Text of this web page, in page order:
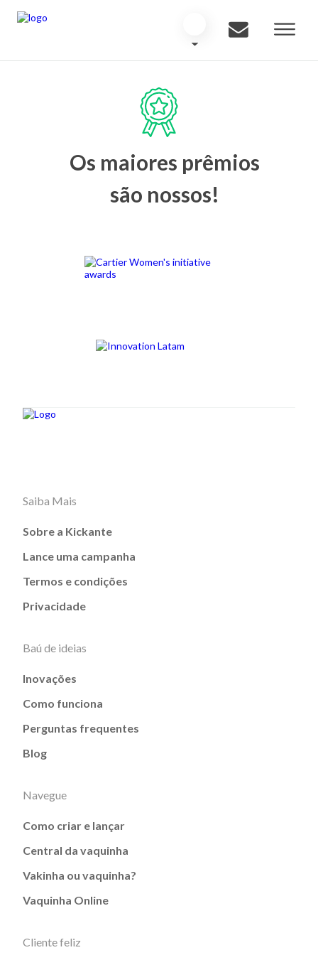
Os maiores prêmios
são nossos!
Saiba Mais
Sobre a Kickante
Lance uma campanha
Termos e condições
Privacidade
Baú de ideias
Inovações
Como funciona
Perguntas frequentes
Blog
Navegue
Como criar e lançar
Central da vaquinha
Vakinha ou vaquinha?
Vaquinha Online
Cliente feliz